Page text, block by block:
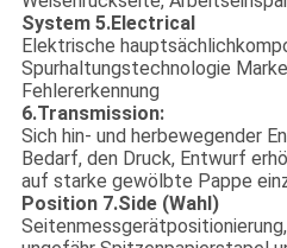
System 5.Electrical
Elektrische
Spurhaltungstechnologie
Fehlererkennung
6.Transmission:
Sich hin- und herbewegender
Bedarf, den Druck, Entwurf
auf starke gewölbte Pappe
Position 7.Side (Wahl)